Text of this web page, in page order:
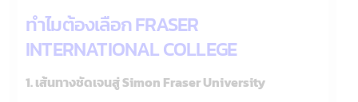
ทำไมต้องเลือก FRASER
INTERNATIONAL COLLEGE
1. เส้นทางชัดเจนสู่ Simon Fraser University